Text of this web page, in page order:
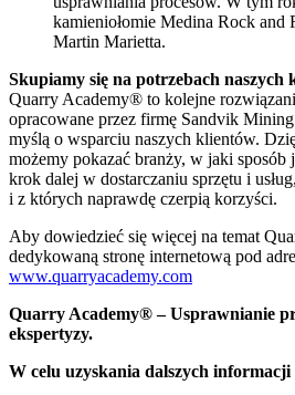
kamieniołomie Medina Rock and
Martin Marietta.
Skupiamy się na potrzebach naszych
Quarry Academy® to kolejne
opracowane przez firmę Sandvik
myślą o wsparciu naszych klientów.
możemy pokazać branży, w jaki sposób
krok dalej w dostarczaniu sprzętu i
i z których naprawdę czerpią korzyści.
Aby dowiedzieć się więcej na temat
dedykowaną stronę internetową pod
www.quarryacademy.com
Quarry Academy® – Usprawnianie
ekspertyzy.
W celu uzyskania dalszych